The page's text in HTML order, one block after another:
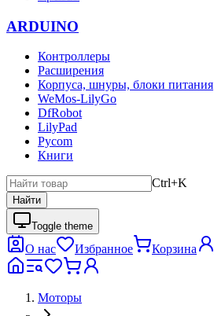
ARDUINO
Контроллеры
Расширения
Корпуса, шнуры, блоки питания
WeMos-LilyGo
DfRobot
LilyPad
Pycom
Книги
Ctrl+K
Найти
Toggle theme
О нас Избранное Корзина
Моторы